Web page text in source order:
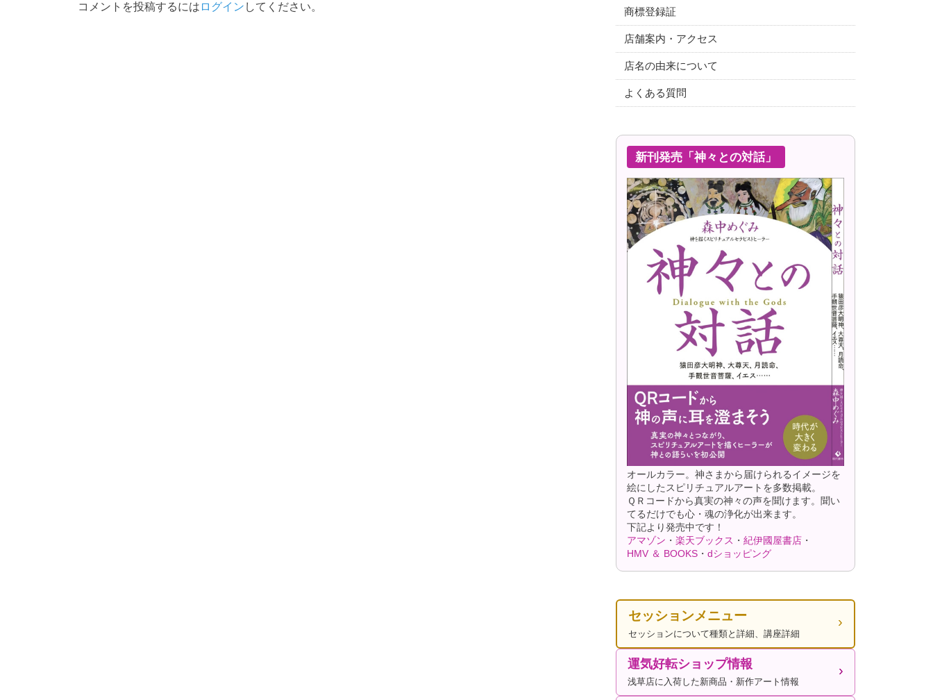
コメントを投稿するには ログイン してください。 商標登録証
店舗案内・アクセス
店名の由来について
よくある質問
新刊発売「神々との対話」
オールカラー。神さまから届けられるイメージを
絵にしたスピリチュアルアートを多数掲載。
ＱＲコードから真実の神々の声を聞けます。聞い
てるだけでも心・魂の浄化が出来ます。
下記より発売中です！
アマゾン ・楽天ブックス ・紀伊國屋書店 ・
HMV ＆ BOOKS ・dショッピング
セッションメニュー
セッションについて種類と詳細、講座詳細
運気好転ショップ情報
浅草店に入荷した新商品・新作アート情報